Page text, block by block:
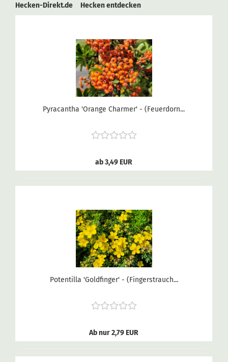
Hecken-Direkt.de Hecken entdecken
Pyracantha 'Orange Charmer' - (Feuerdorn...
ab 3,49 EUR
Potentilla 'Goldfinger' - (Fingerstrauch...
Ab nur 2,79 EUR